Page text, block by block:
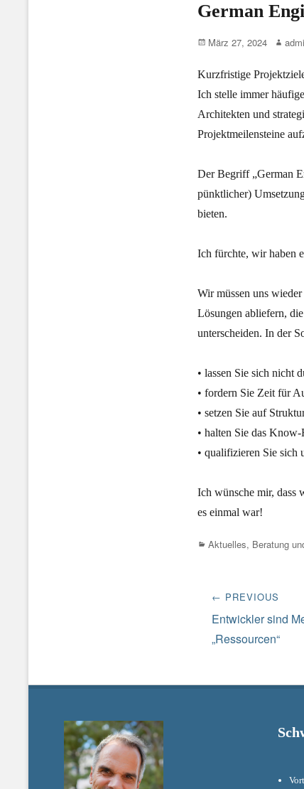
German
Posted
März 27, 2024 Author
Kurzfristige
Ich stelle immer
Architekten und
Projektmeilensteine
Der Begriff „German
pünktlicher)
bieten.
Ich fürchte, wir haben
Wir müssen uns
Lösungen abliefern,
unterscheiden. In der
• lassen Sie sich nicht
• fordern Sie Zeit für
• setzen Sie auf
• halten Sie das
• qualifizieren Sie sich
Ich wünsche mir, dass
es einmal war!
Categories
Aktuelles, Beratung
Beitrags-
Navigation
← PREVIOUS
Previous
post:
Entwickler sind
„Ressourcen“